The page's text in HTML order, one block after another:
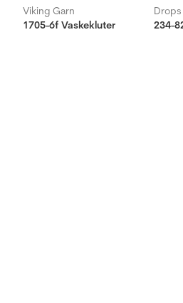
Viking Garn
1705-6f Vaskekluter
Drops